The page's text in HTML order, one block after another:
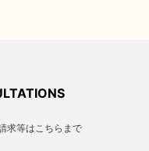
求等はこちらまで